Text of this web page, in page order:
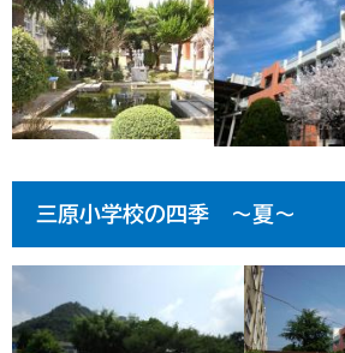
三原小学校の四季 ～夏～